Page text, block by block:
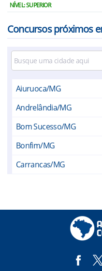
NÍVEL: SUPERIOR
Concursos próximos
Aiuruoca/MG
Andrelândia/MG
Bom Sucesso/MG
Bonfim/MG
Carrancas/MG